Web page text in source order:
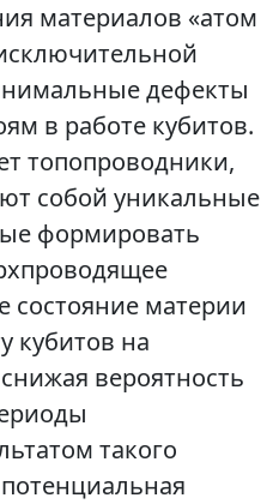
материалов «атом
дефекты
в работе кубитов.
топопроводники,
собой уникальные
формировать
состояние материи
кубитов на
вероятность
такого